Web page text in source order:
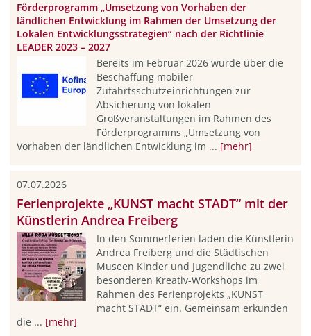
Förderprogramm „Umsetzung von Vorhaben der
ländlichen Entwicklung im Rahmen der Umsetzung der
Lokalen Entwicklungsstrategien“ nach der Richtlinie
LEADER 2023 – 2027
Bereits im Februar 2026 wurde über die
Beschaffung mobiler
Zufahrtsschutzeinrichtungen zur
Absicherung von lokalen
Großveranstaltungen im Rahmen des
Förderprogramms „Umsetzung von
Vorhaben der ländlichen Entwicklung im ... [mehr]
07.07.2026
Ferienprojekte „KUNST macht STADT“ mit der
Künstlerin Andrea Freiberg
In den Sommerferien laden die Künstlerin
Andrea Freiberg und die Städtischen
Museen Kinder und Jugendliche zu zwei
besonderen Kreativ-Workshops im
Rahmen des Ferienprojekts „KUNST
macht STADT“ ein. Gemeinsam erkunden
die ... [mehr]